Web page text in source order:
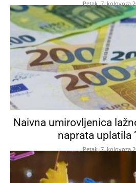
Petak, 7. kolovoza
Naivna umirovljenica
naprata uplatila
Petak, 7. kolovoza